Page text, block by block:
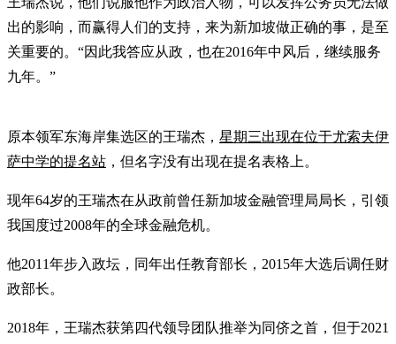
出的影响，而赢得人们的支持，来为新加坡做正确的事，是至
关重要的。“因此我答应从政，也在2016年中风后，继续服务
九年。”
原本领军东海岸集选区的王瑞杰， 星期三出现在位于尤索夫伊
萨中学的提名站 ，但名字没有出现在提名表格上。
现年64岁的王瑞杰在从政前曾任新加坡金融管理局局长，引领
我国度过2008年的全球金融危机。
他2011年步入政坛，同年出任教育部长，2015年大选后调任财
政部长。
2018年，王瑞杰获第四代领导团队推举为同侪之首，但于2021